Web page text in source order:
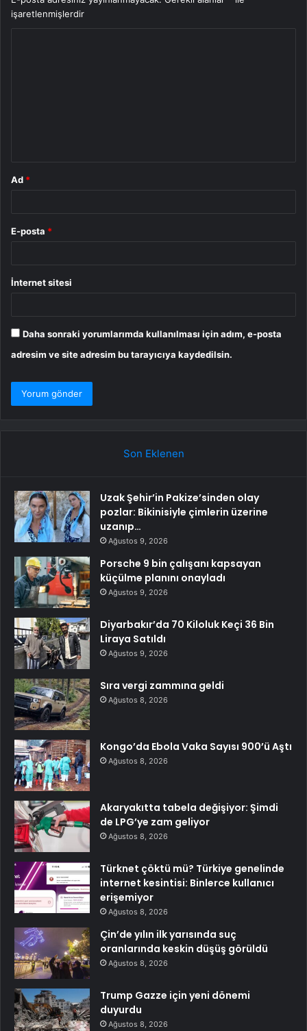
işaretlenmişlerdir
Ad *
E-posta *
İnternet sitesi
Daha sonraki yorumlarımda kullanılması için adım, e-posta
adresim ve site adresim bu tarayıcıya kaydedilsin.
Son Eklenen
Uzak Şehir’in Pakize’sinden olay
pozlar: Bikinisiyle çimlerin üzerine
uzanıp…
Ağustos 9, 2026
Porsche 9 bin çalışanı kapsayan
küçülme planını onayladı
Ağustos 9, 2026
Diyarbakır’da 70 Kiloluk Keçi 36 Bin
Liraya Satıldı
Ağustos 9, 2026
Sıra vergi zammına geldi
Ağustos 8, 2026
Kongo’da Ebola Vaka Sayısı 900’ü Aştı
Ağustos 8, 2026
Akaryakıtta tabela değişiyor: Şimdi
de LPG’ye zam geliyor
Ağustos 8, 2026
Türknet çöktü mü? Türkiye genelinde
internet kesintisi: Binlerce kullanıcı
erişemiyor
Ağustos 8, 2026
Çin’de yılın ilk yarısında suç
oranlarında keskin düşüş görüldü
Ağustos 8, 2026
Trump Gazze için yeni dönemi
duyurdu
Ağustos 8, 2026